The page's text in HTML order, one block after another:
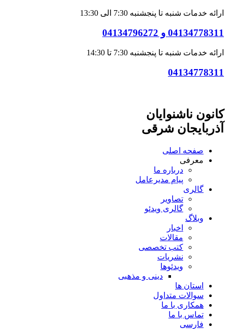
ارائه خدمات شنبه تا پنجشنبه 7:30 الی 13:30
04134778311 و 04134796272
ارائه خدمات شنبه تا پنجشنبه 7:30 تا 14:30
04134778311
کانون ناشنوایان
آذربایجان شرقی
صفحه اصلی
معرفی
درباره ما
پیام مدیرعامل
گالری
تصاویر
گالری ویدئو
وبلاگ
اخبار
مقالات
کتب تخصصی
نشریات
ویدئوها
دینی و مذهبی
استان ها
سوالات متداول
همکاری با ما
تماس با ما
فارسی